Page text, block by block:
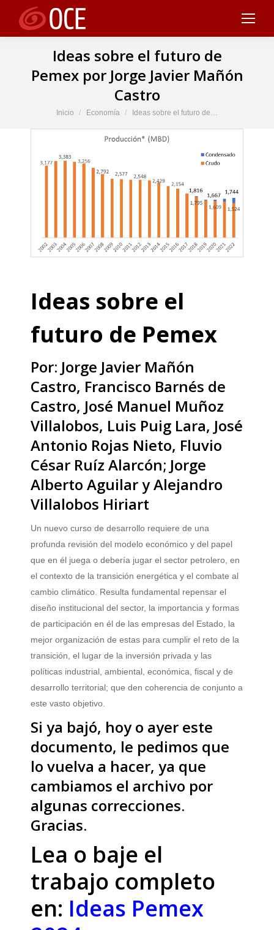
Ideas sobre el futuro de
Pemex por Jorge Javier Mañón
Castro
Estás aquí:
Inicio Economía Ideas sobre el futuro de…
Ideas sobre el
futuro de Pemex
Por: Jorge Javier Mañón
Castro, Francisco Barnés de
Castro, José Manuel Muñoz
Villalobos, Luis Puig Lara, José
Antonio Rojas Nieto, Fluvio
César Ruíz Alarcón; Jorge
Alberto Aguilar y Alejandro
Villalobos Hiriart
Un nuevo curso de desarrollo requiere de una
profunda revisión del modelo económico y del papel
que en él juega o debería jugar el sector petrolero, en
el contexto de la transición energética y el combate al
cambio climático. Resulta fundamental repensar el
diseño institucional del sector, la importancia y formas
de participación en él de las empresas del Estado, la
mejor organización de estas para cumplir el reto de la
transición, el lugar de la inversión privada y las
políticas industrial, ambiental, económica, fiscal y de
desarrollo territorial; que den coherencia de conjunto a
este vasto objetivo.
Si ya bajó, hoy o ayer este
documento, le pedimos que
lo vuelva a hacer, ya que
cambiamos el archivo por
algunas correcciones.
Gracias.
Lea o baje el
trabajo completo
en: Ideas Pemex